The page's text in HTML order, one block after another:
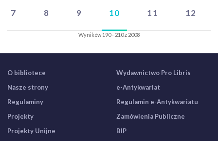
7 8 9 10 11 12
Wyników 190 - 210 z 2008
O bibliotece
Nasze strony
Regulaminy
Projekty
Projekty Unijne
Wydawnictwo Pro Libris
e-Antykwariat
Regulamin e-Antykwariatu
Zamówienia Publiczne
BIP